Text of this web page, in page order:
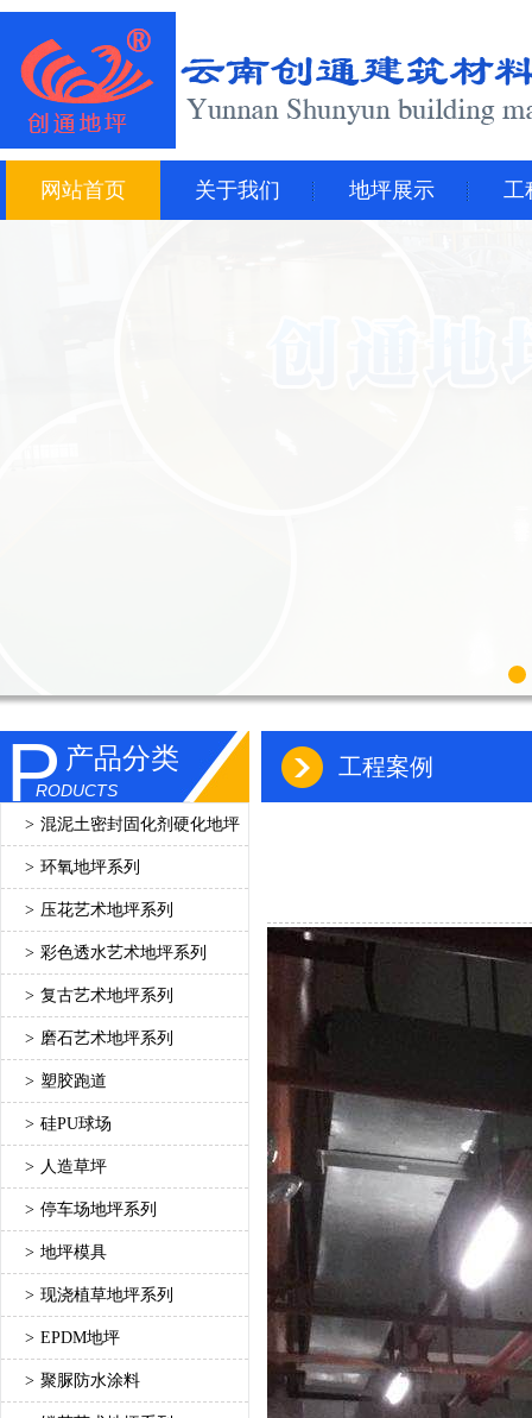
网站首页 关于我们 地坪展示 工
P产品分类
RODUCTS
> 混泥土密封固化剂硬化地坪
> 环氧地坪系列
> 压花艺术地坪系列
> 彩色透水艺术地坪系列
> 复古艺术地坪系列
> 磨石艺术地坪系列
> 塑胶跑道
> 硅PU球场
> 人造草坪
> 停车场地坪系列
> 地坪模具
> 现浇植草地坪系列
> EPDM地坪
> 聚脲防水涂料
工程案例